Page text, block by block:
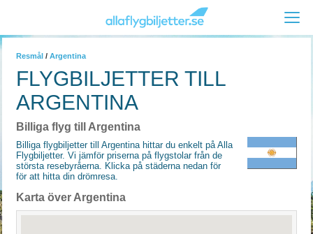
Resmål / Argentina
FLYGBILJETTER TILL
ARGENTINA
Billiga flyg till Argentina
Billiga flygbiljetter till Argentina hittar du enkelt på Alla
Flygbiljetter. Vi jämför priserna på flygstolar från de
största resebyråerna. Klicka på städerna nedan för
för att hitta din drömresa.
Karta över Argentina